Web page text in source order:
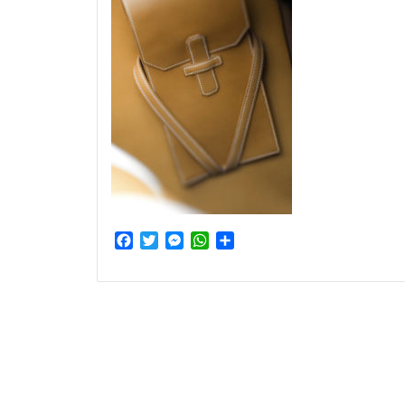
FacebookTwitterMessengerWhatsApp